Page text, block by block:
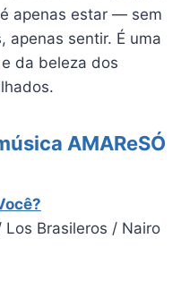
apenas estar — sem
apenas sentir. É uma
da beleza dos
AMAReSÓ
Los Brasileros / Nairo